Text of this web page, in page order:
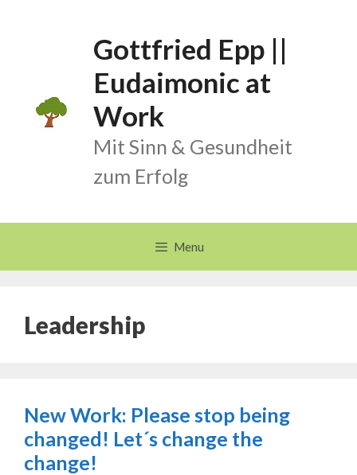
Gottfried Epp ||
Eudaimonic at
Work
Mit Sinn & Gesundheit
zum Erfolg
Menu
Leadership
New Work: Please stop being
changed! Let´s change the
change!